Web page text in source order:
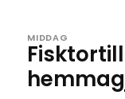
MIDDAG